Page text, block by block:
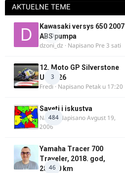
AKTUELNE TEME
0
Kawasaki versys 650 2007
ABS pumpa
dzoni_dz · Napisano Pre 3 sati
3
12. Moto GP Silverstone
UK 2026
Fredi · Napisano Petak u 17:20
484
Saveti i iskustva
Najzli· NapisanoAvgust 19,
2006
46
Yamaha Tracer 700
Traveler, 2018. god,
28.100 km